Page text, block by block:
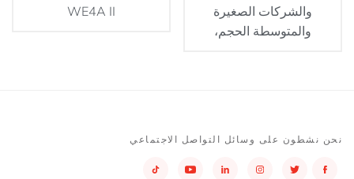
WE4A II
والشركات الصغيرة
والمتوسطة الحجم،
نحن نشطون على وسائل التواصل الاجتماعي